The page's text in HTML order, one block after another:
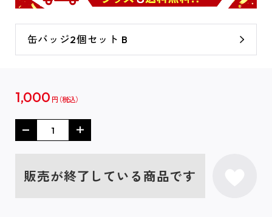
缶バッジ2個セット B
1,000 円
販売が終了している商品です